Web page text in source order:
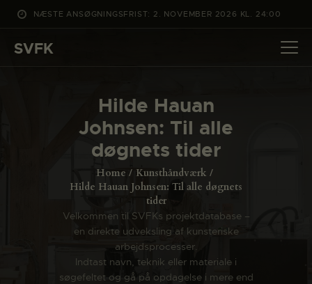
NÆSTE ANSØGNINGSFRIST: 2. NOVEMBER 2026 KL. 24:00
SVFK
Hilde Hauan
Johnsen: Til alle
døgnets tider
Home
Kunsthåndværk
Hilde Hauan Johnsen: Til alle døgnets
tider
Velkommen til SVFKs projektdatabase –
en direkte udveksling af kunsteriske
arbejdsprocesser.
Indtast navn, teknik eller materiale i
søgefeltet og gå på opdagelse i mere end
DET SKER
PROJEKTER
CHANNEL
OM SVFK